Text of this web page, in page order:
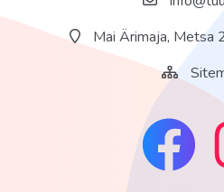
Mai Ärimaja, Metsa